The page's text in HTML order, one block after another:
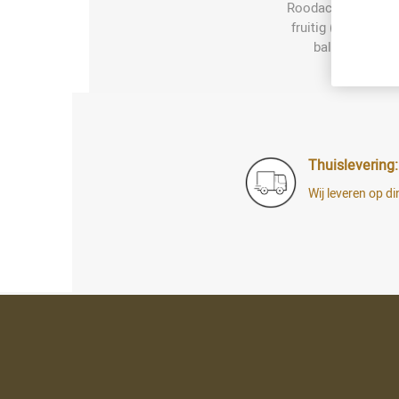
Roodachtig als
fruitig (banaan,
balans
Thuislevering:
Wij leveren op